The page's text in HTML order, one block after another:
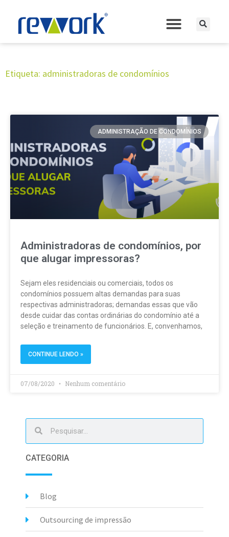
Etiqueta: administradoras de condomínios
ADMINISTRAÇÃO DE CONDOMÍNIOS
Administradoras de condomínios, por
que alugar impressoras?
Sejam eles residenciais ou comerciais, todos os
condomínios possuem altas demandas para suas
respectivas administradoras; demandas essas que vão
desde cuidar das contas ordinárias do condomínio até a
seleção e treinamento de funcionários. E, convenhamos,
CONTINUE LENDO »
07/08/2020 Nenhum comentário
CATEGORIA
Blog
Outsourcing de impressão